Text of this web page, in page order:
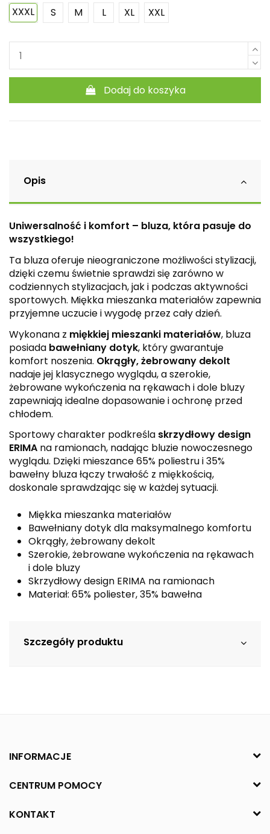
XXXL
S M L XL XXL
Dodaj do koszyka
Opis
Uniwersalność i komfort – bluza, która pasuje do
wszystkiego!
Ta bluza oferuje nieograniczone możliwości stylizacji,
dzięki czemu świetnie sprawdzi się zarówno w
codziennych stylizacjach, jak i podczas aktywności
sportowych. Miękka mieszanka materiałów zapewnia
przyjemne uczucie i wygodę przez cały dzień.
Wykonana z miękkiej mieszanki materiałów, bluza
posiada bawełniany dotyk, który gwarantuje
komfort noszenia. Okrągły, żebrowany dekolt
nadaje jej klasycznego wyglądu, a szerokie,
żebrowane wykończenia na rękawach i dole bluzy
zapewniają idealne dopasowanie i ochronę przed
chłodem.
Sportowy charakter podkreśla skrzydłowy design
ERIMA na ramionach, nadając bluzie nowoczesnego
wyglądu. Dzięki mieszance 65% poliestru i 35%
bawełny bluza łączy trwałość z miękkością,
doskonale sprawdzając się w każdej sytuacji.
Miękka mieszanka materiałów
Bawełniany dotyk dla maksymalnego komfortu
Okrągły, żebrowany dekolt
Szerokie, żebrowane wykończenia na rękawach
i dole bluzy
Skrzydłowy design ERIMA na ramionach
Materiał: 65% poliester, 35% bawełna
Szczegóły produktu
INFORMACJE
CENTRUM POMOCY
KONTAKT